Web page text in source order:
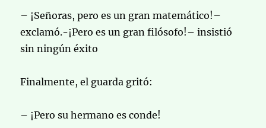
– ¡Señoras, pero es un gran matemático!–
exclamó.-¡Pero es un gran filósofo!– insistió
sin ningún éxito
Finalmente, el guarda gritó:
– ¡Pero su hermano es conde!